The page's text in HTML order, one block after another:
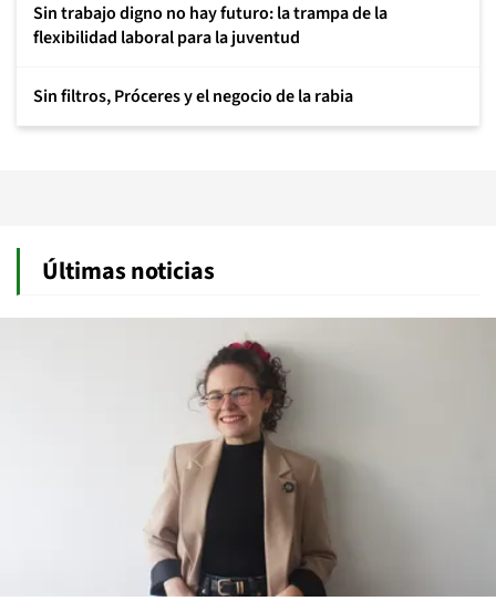
Sin trabajo digno no hay futuro: la trampa de la
flexibilidad laboral para la juventud
Sin filtros, Próceres y el negocio de la rabia
Últimas noticias